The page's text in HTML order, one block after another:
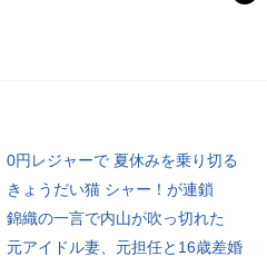
0円レジャーで 夏休みを乗り切る
きょうだい猫 シャー！が連鎖
錦織の一言で内山が吹っ切れた
元アイドル妻、元担任と16歳差婚